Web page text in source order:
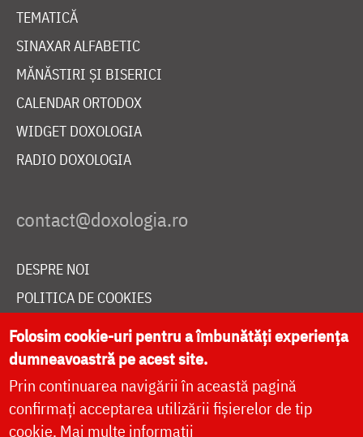
TEMATICĂ
SINAXAR ALFABETIC
MĂNĂSTIRI ȘI BISERICI
CALENDAR ORTODOX
WIDGET DOXOLOGIA
RADIO DOXOLOGIA
DESPRE NOI
POLITICA DE COOKIES
DONEAZĂ ONLINE PENTRU CATEDRALA NAȚIONALĂ
LIVE
Folosim cookie-uri pentru a îmbunătăți experiența
dumneavoastră pe acest site.
Prin continuarea navigării în această pagină
confirmați acceptarea utilizării fișierelor de tip
cookie. Mai multe informații